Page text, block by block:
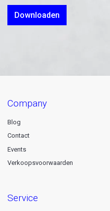
Downloaden
company
Blog
Contact
Events
Verkoopsvoorwaarden
service